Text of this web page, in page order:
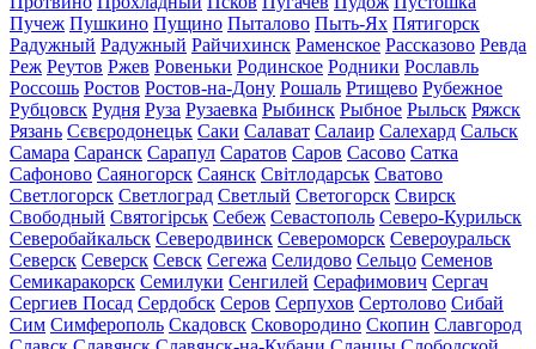
Пучеж Пушкино Пущино Пыталово Пыть-Ях Пятигорск
Радужный Радужный Райчихинск Раменское Рассказово Ревда
Реж Реутов Ржев Ровеньки Родинское Родники Рославль
Россошь Ростов Ростов-на-Дону Рошаль Ртищево Рубежное
Рубцовск Рудня Руза Рузаевка Рыбинск Рыбное Рыльск Ряжск
Рязань Сєвєродонецьк Саки Салават Салаир Салехард Сальск
Самара Саранск Сарапул Саратов Саров Сасово Сатка
Сафоново Саяногорск Саянск Світлодарськ Сватово
Светлогорск Светлоград Светлый Светогорск Свирск
Свободный Святогірськ Себеж Севастополь Северо-Курильск
Северобайкальск Северодвинск Североморск Североуральск
Северск Северск Севск Сегежа Селидово Сельцо Семенов
Семикаракорск Семилуки Сенгилей Серафимович Сергач
Сергиев Посад Сердобск Серов Серпухов Сертолово Сибай
Сим Симферополь Скадовск Сковородино Скопин Славгород